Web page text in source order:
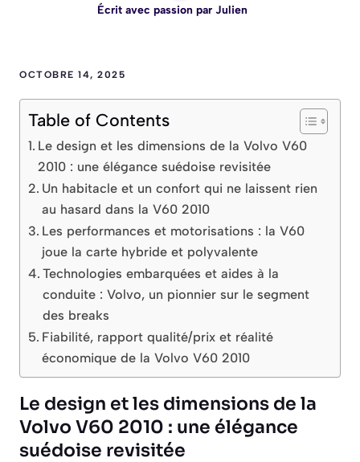
Écrit avec passion par Julien
OCTOBRE 14, 2025
Table of Contents
Le design et les dimensions de la Volvo V60
2010 : une élégance suédoise revisitée
Un habitacle et un confort qui ne laissent rien
au hasard dans la V60 2010
Les performances et motorisations : la V60
joue la carte hybride et polyvalente
Technologies embarquées et aides à la
conduite : Volvo, un pionnier sur le segment
des breaks
Fiabilité, rapport qualité/prix et réalité
économique de la Volvo V60 2010
Le design et les dimensions de la
Volvo V60 2010 : une élégance
suédoise revisitée